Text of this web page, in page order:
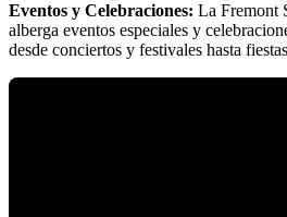
Eventos y Celebraciones: La Fremont
alberga eventos especiales y
desde conciertos y festivales hasta